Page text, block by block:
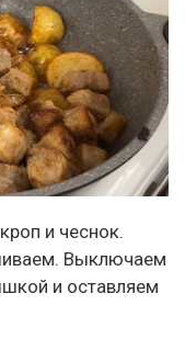
и чеснок.
Выключаем
и оставляем